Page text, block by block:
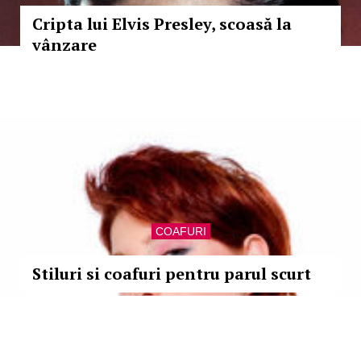
Cripta lui Elvis Presley, scoasă la
vânzare
COAFURI
Stiluri si coafuri pentru parul scurt